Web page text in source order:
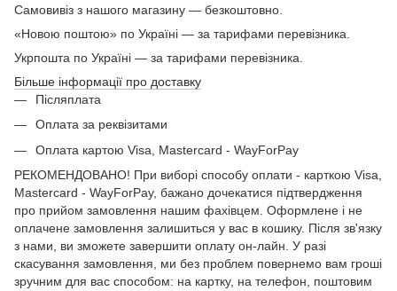
Самовивіз з нашого магазину — безкоштовно.
«Новою поштою» по Україні — за тарифами перевізника.
Укрпошта по Україні — за тарифами перевізника.
Більше інформації про доставку
Післяплата
Оплата за реквізитами
Оплата картою Visa, Mastercard - WayForPay
РЕКОМЕНДОВАНО! При виборі способу оплати - карткою Visa,
Mastercard - WayForPay, бажано дочекатися підтвердження
про прийом замовлення нашим фахівцем. Оформлене і не
оплачене замовлення залишиться у вас в кошику. Після зв'язку
з нами, ви зможете завершити оплату он-лайн. У разі
скасування замовлення, ми без проблем повернемо вам гроші
зручним для вас способом: на картку, на телефон, поштовим